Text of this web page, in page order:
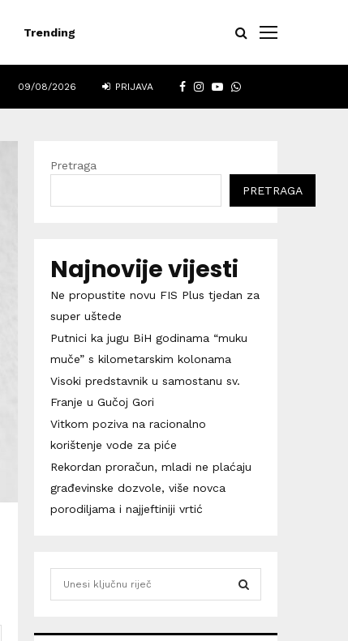
Trending
FACEBOOK
INSTAGRAM
YOUTUBE
WHATSAPP
09/08/2026 PRIJAVA
Pretraga
PRETRAGA
Najnovije vijesti
Ne propustite novu FIS Plus tjedan za
super uštede
Putnici ka jugu BiH godinama “muku
muče” s kilometarskim kolonama
Visoki predstavnik u samostanu sv.
Franje u Gučoj Gori
Vitkom poziva na racionalno
korištenje vode za piće
Rekordan proračun, mladi ne plaćaju
građevinske dozvole, više novca
porodiljama i najjeftiniji vrtić